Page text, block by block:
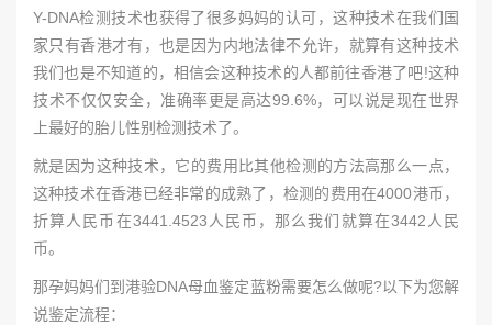
Y-DNA检测技术也获得了很多妈妈的认可，这种技术在我们国
家只有香港才有，也是因为内地法律不允许，就算有这种技术
我们也是不知道的，相信会这种技术的人都前往香港了吧!这种
技术不仅仅安全，准确率更是高达99.6%，可以说是现在世界
上最好的胎儿性别检测技术了。
就是因为这种技术，它的费用比其他检测的方法高那么一点，
这种技术在香港已经非常的成熟了，检测的费用在4000港币，
折算人民币在3441.4523人民币，那么我们就算在3442人民
币。
那孕妈妈们到港验DNA母血鉴定蓝粉需要怎么做呢?以下为您解
说鉴定流程：